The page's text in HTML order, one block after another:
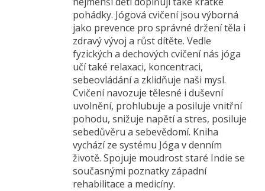
pohádky. Jógová cvičení jsou výborná
jako prevence pro správné držení těla i
zdravý vývoj a růst dítěte. Vedle
fyzických a dechových cvičení nás jóga
učí také relaxaci, koncentraci,
sebeovládání a zklidňuje naši mysl.
Cvičení navozuje tělesné i duševní
uvolnění, prohlubuje a posiluje vnitřní
pohodu, snižuje napětí a stres, posiluje
sebedůvěru a sebevědomí. Kniha
vychází ze systému Jóga v denním
životě. Spojuje moudrost staré Indie se
současnými poznatky západní
rehabilitace a medicíny.